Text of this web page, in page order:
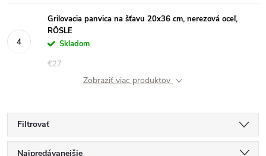
Grilovacia panvica na šťavu 20x36 cm, nerezová oceľ,
RÖSLE
Skladom
€27
Zobraziť viac produktov
Filtrovať
Najpredávanejšie